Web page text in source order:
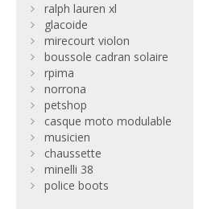
ralph lauren xl
glacoide
mirecourt violon
boussole cadran solaire
rpima
norrona
petshop
casque moto modulable
musicien
chaussette
minelli 38
police boots